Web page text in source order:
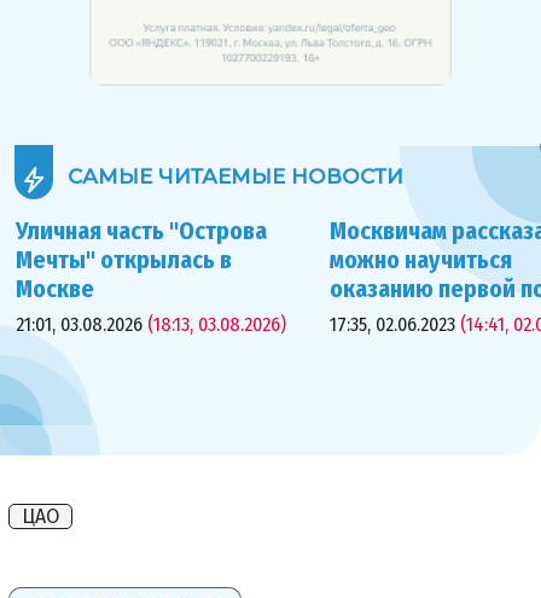
САМЫЕ ЧИТАЕМЫЕ НОВОСТИ
Уличная часть "Острова
Мечты" открылась в
Москве
21:01, 03.08.2026 (18:13, 03.08.2026)
Москвичам
можно научиться
оказанию первой
17:35, 02.06.2023 (14:41,
ЦАО